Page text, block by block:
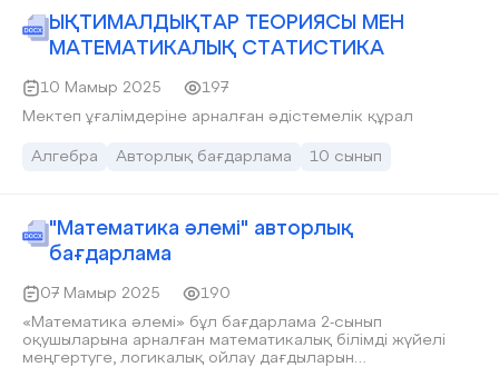
ЫҚТИМАЛДЫҚТАР ТЕОРИЯСЫ МЕН
МАТЕМАТИКАЛЫҚ СТАТИСТИКА
10 Мамыр 2025
197
Мектеп ұғалімдеріне арналған әдістемелік құрал
Алгебра Авторлық бағдарлама 10 сынып
"Математика әлемі" авторлық
бағдарлама
07 Мамыр 2025
190
«Математика әлемі» бұл бағдарлама 2-сынып
оқушыларына арналған математикалық білімді жүйелі
меңгертуге, логикалық ойлау дағдыларын